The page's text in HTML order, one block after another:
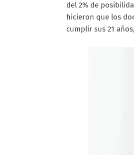
del 2% de
hicieron que los
cumplir sus 21